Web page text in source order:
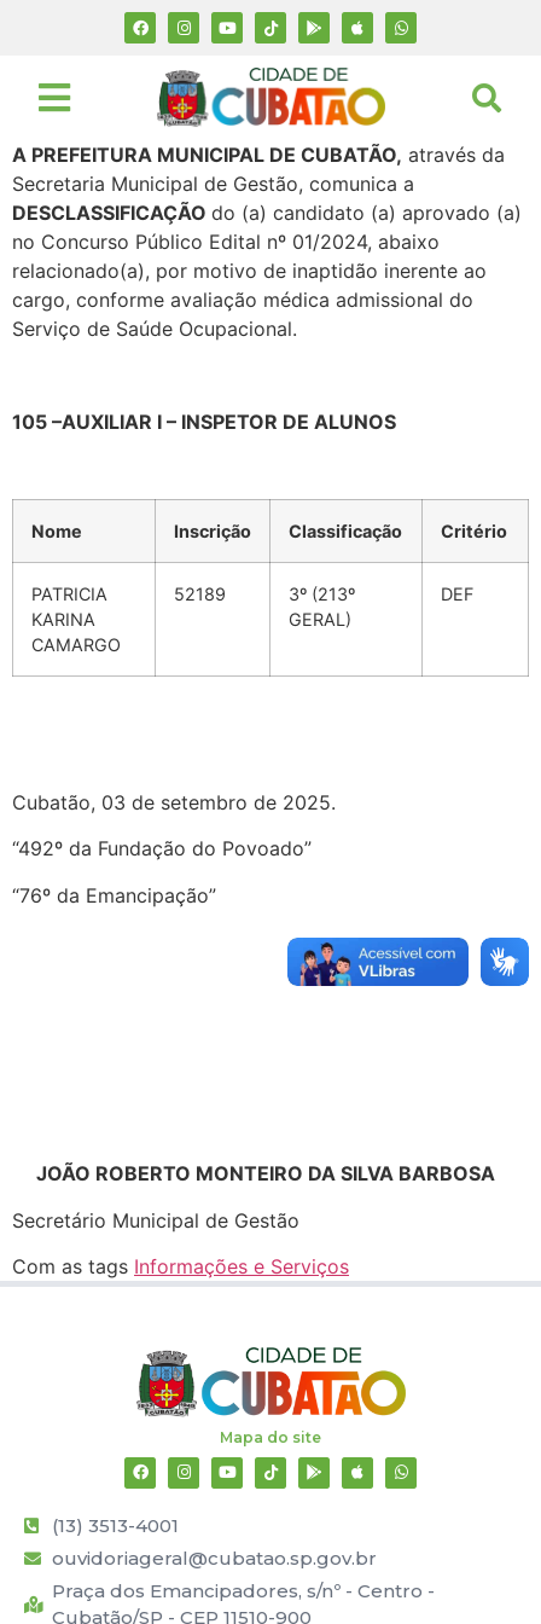
A PREFEITURA MUNICIPAL DE CUBATÃO, através da
Secretaria Municipal de Gestão, comunica a
DESCLASSIFICAÇÃO do (a) candidato (a) aprovado (a)
no Concurso Público Edital nº 01/2024, abaixo
relacionado(a), por motivo de inaptidão inerente ao
cargo, conforme avaliação médica admissional do
Serviço de Saúde Ocupacional.
105 –AUXILIAR I – INSPETOR DE ALUNOS
Nome Inscrição Classificação Critério
PATRICIA
KARINA
CAMARGO
52189
3º (213º
GERAL)
DEF
Cubatão, 03 de setembro de 2025.
“492º da Fundação do Povoado”
“76º da Emancipação”
JOÃO ROBERTO MONTEIRO DA SILVA BARBOSA
Secretário Municipal de Gestão
Com as tags Informações e Serviços
Mapa do site
(13) 3513-4001
ouvidoriageral@cubatao.sp.gov.br
Praça dos Emancipadores, s/nº - Centro -
Cubatão/SP - CEP 11510-900